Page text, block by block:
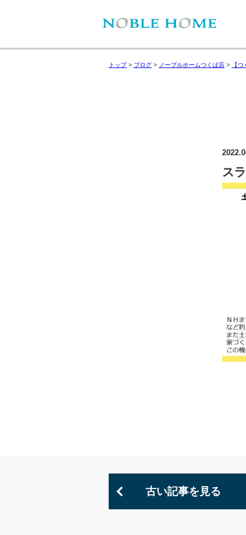
トップ> ブログ > ノーブルホームつくば店 > 【
ス
古い記事を見る